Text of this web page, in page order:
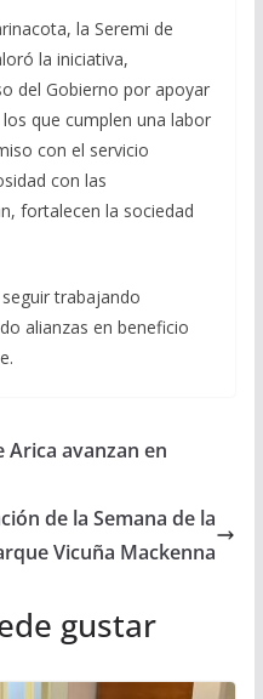
la Seremi de
la iniciativa,
del Gobierno por apoyar
que cumplen una labor
con el servicio
con las
fortalecen la sociedad
trabajando
alianzas en beneficio
Arica avanzan en
de la Semana de la
Vicuña Mackenna
gustar